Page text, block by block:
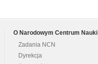
O Narodowym Centrum Nauki
Zadania NCN
Dyrekcja